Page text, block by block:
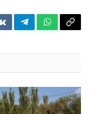
VKontakteTelegramWhatsApp
Copy